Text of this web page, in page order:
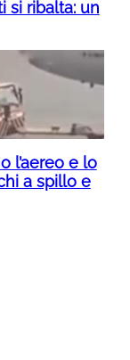
si ribalta: un
l’aereo e lo
a spillo e